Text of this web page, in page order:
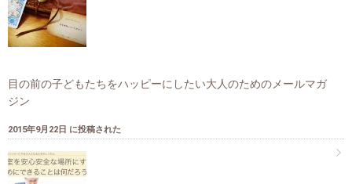
目の前の子どもたちをハッピーにしたい大人のためのメールマガ
ジン
2015年9月22日 に投稿された